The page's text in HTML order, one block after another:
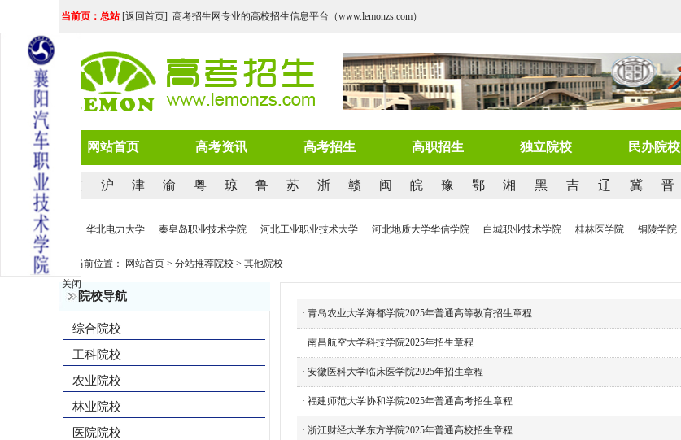
当前页：总站[返回首页] 高考招生网专业的高校招生信息平台（www.lemonzs.com）
网站首页 高考资讯 高考招生 高职招生 独立院校 民办院校
京 沪 津 渝 粤 琼 鲁 苏 浙 赣 闽 皖 豫 鄂 湘 黑 吉 辽 冀 晋
· 河北地质大学 · 华北电力大学 · 秦皇岛职业技术学院 · 河北工业职业技术大学 · 河北地质大学华信学院 · 白城职业技术学院 · 桂林医学院 · 铜陵学院
当前位置： 网站首页 > 分站推荐院校 > 其他院校
院校导航
综合院校
工科院校
农业院校
林业院校
医院院校
· 青岛农业大学海都学院2025年普通高等教育招生章程
· 南昌航空大学科技学院2025年招生章程
· 安徽医科大学临床医学院2025年招生章程
· 福建师范大学协和学院2025年普通高考招生章程
· 浙江财经大学东方学院2025年普通高校招生章程
关闭